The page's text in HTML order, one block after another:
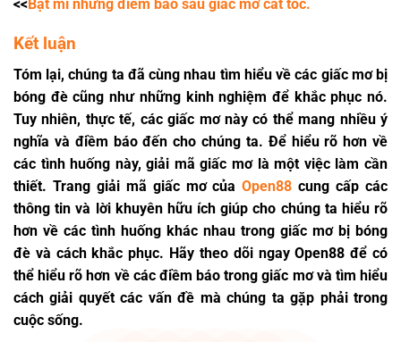
<<Bật mí những điềm báo sau giấc mơ cắt tóc.
Kết luận
Tóm lại, chúng ta đã cùng nhau tìm hiểu về các giấc mơ bị
bóng đè cũng như những kinh nghiệm để khắc phục nó.
Tuy nhiên, thực tế, các giấc mơ này có thể mang nhiều ý
nghĩa và điềm báo đến cho chúng ta. Để hiểu rõ hơn về
các tình huống này, giải mã giấc mơ là một việc làm cần
thiết. Trang giải mã giấc mơ củaOpen88 cung cấp các
thông tin và lời khuyên hữu ích giúp cho chúng ta hiểu rõ
hơn về các tình huống khác nhau trong giấc mơ bị bóng
đè và cách khắc phục. Hãy theo dõi ngay Open88 để có
thể hiểu rõ hơn về các điềm báo trong giấc mơ và tìm hiểu
cách giải quyết các vấn đề mà chúng ta gặp phải trong
cuộc sống.